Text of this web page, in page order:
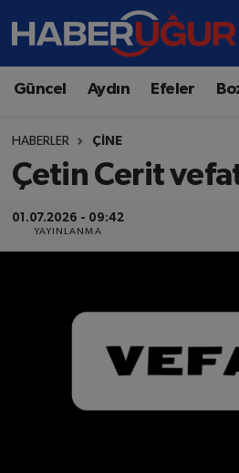
Güncel Aydın Efeler
HABERLER ÇINE
Çetin Cerit
01.07.2026 - 09:42
YAYINLANMA
Aydın Nöbetçi Eczaneler
Aydın Namaz Vakitleri
Süper Lig Puan Durumu
Son Dakika Haberleri